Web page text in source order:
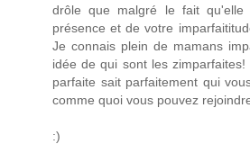
drôle que malgré le fait qu'elle
présence et de votre
Je connais plein de mamans
idée de qui sont les
parfaite sait parfaitement qui
comme quoi vous pouvez
:)